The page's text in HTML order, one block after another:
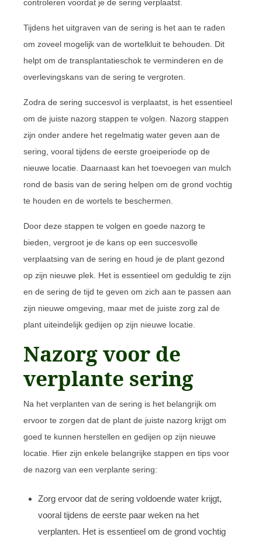
controleren voordat je de sering verplaatst.
Tijdens het uitgraven van de sering is het aan te raden
om zoveel mogelijk van de wortelkluit te behouden. Dit
helpt om de transplantatieschok te verminderen en de
overlevingskans van de sering te vergroten.
Zodra de sering succesvol is verplaatst, is het essentieel
om de juiste nazorg stappen te volgen. Nazorg stappen
zijn onder andere het regelmatig water geven aan de
sering, vooral tijdens de eerste groeiperiode op de
nieuwe locatie. Daarnaast kan het toevoegen van mulch
rond de basis van de sering helpen om de grond vochtig
te houden en de wortels te beschermen.
Door deze stappen te volgen en goede nazorg te
bieden, vergroot je de kans op een succesvolle
verplaatsing van de sering en houd je de plant gezond
op zijn nieuwe plek. Het is essentieel om geduldig te zijn
en de sering de tijd te geven om zich aan te passen aan
zijn nieuwe omgeving, maar met de juiste zorg zal de
plant uiteindelijk gedijen op zijn nieuwe locatie.
Nazorg voor de
verplante sering
Na het verplanten van de sering is het belangrijk om
ervoor te zorgen dat de plant de juiste nazorg krijgt om
goed te kunnen herstellen en gedijen op zijn nieuwe
locatie. Hier zijn enkele belangrijke stappen en tips voor
de nazorg van een verplante sering:
Zorg ervoor dat de sering voldoende water krijgt,
vooral tijdens de eerste paar weken na het
verplanten. Het is essentieel om de grond vochtig